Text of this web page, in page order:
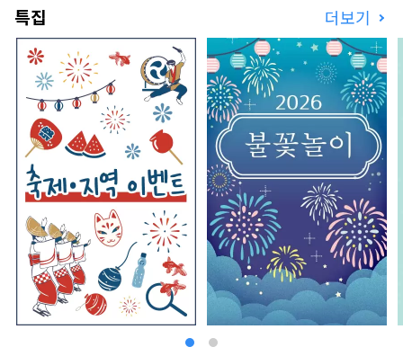
특집 더보기